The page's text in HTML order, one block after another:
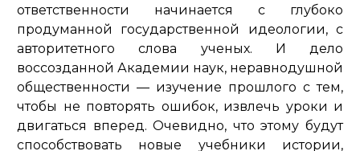
ответственности начинается с глубоко
продуманной государственной идеологии, с
авторитетного слова ученых. И дело
воссозданной Академии наук, неравнодушной
общественности — изучение прошлого с тем,
чтобы не повторять ошибок, извлечь уроки и
двигаться вперед. Очевидно, что этому будут
способствовать новые учебники истории,